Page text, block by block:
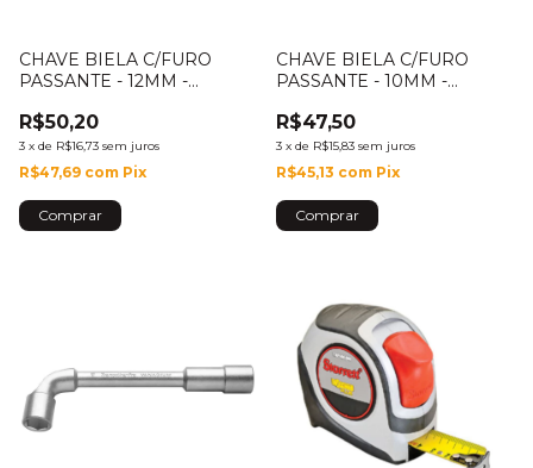
CHAVE BIELA C/FURO
PASSANTE - 12MM -
R$50,20
3 x de R$16,73 sem juros
R$47,69 com Pix
CHAVE BIELA C/FURO
PASSANTE - 10MM -
R$47,50
3 x de R$15,83 sem juros
R$45,13 com Pix